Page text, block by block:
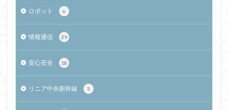
ロボット 6
情報通信 29
安心安全 18
リニア中央新幹線 3